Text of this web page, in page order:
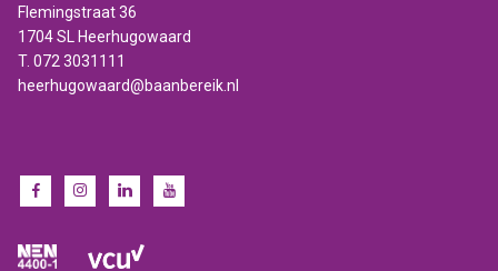
Flemingstraat 36
1704 SL Heerhugowaard
T. 072 3031111
heerhugowaard@baanbereik.nl